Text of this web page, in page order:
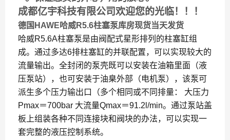
成都亿宇科技有限公司欢迎您的光临！！！
德国HAWE哈威R5.6柱塞泵库房现货当天发货
哈威R5.6A柱塞泵是由阀配式星形排列的柱塞缸组
成。通过多达6排柱塞缸的并联配置，可以实现较大的
流量输出。全封闭的泵壳既可以安装在油箱里面（液
压泵站），也可安装于油臬外部（电机泵），该泵可
派生多个压力输出口（多个相同或不同排量： 大压力
Pmax＝700bar 大流量Qmax＝91.2l/min。通过泵站盖
板上组装各种不同连接块和阀块的办法，可以实现一
套完整的液压控制系统。